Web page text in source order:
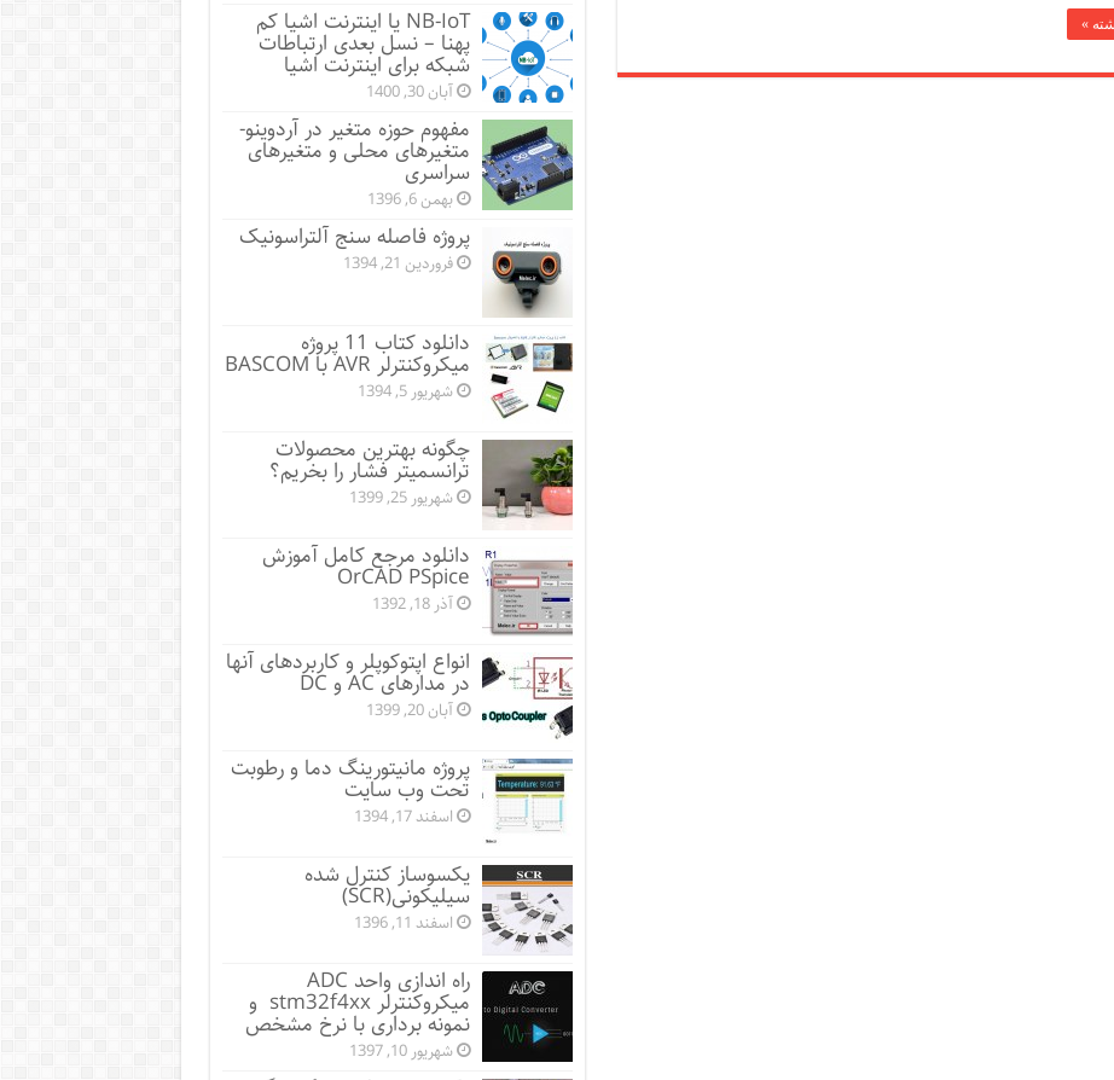
» NB-IoT یا اینترنت اشیا کم
پهنا – نسل بعدی ارتباطات
شبکه برای اینترنت اشیا
آبان 30, 1400
مفهوم حوزه متغیر در آردوینو-
متغیرهای محلی و متغیرهای
سراسری
بهمن 6, 1396
پروژه فاصله سنج آلتراسونیک
فروردین 21, 1394
دانلود کتاب 11 پروژه
میکروکنترلر AVR با BASCOM
شهریور 5, 1394
چگونه بهترین محصولات
ترانسمیتر فشار را بخریم؟
شهریور 25, 1399
دانلود مرجع کامل آموزش
OrCAD PSpice
آذر 18, 1392
انواع اپتوکوپلر و کاربردهای آنها
در مدارهای AC و DC
آبان 20, 1399
پروژه مانيتورينگ دما و رطوبت
تحت وب سایت
اسفند 17, 1394
یکسوساز کنترل شده
سیلیکونی(SCR)
اسفند 11, 1396
راه اندازی واحد ADC
میکروکنترلر stm32f4xx و
نمونه برداری با نرخ مشخص
شهریور 10, 1397